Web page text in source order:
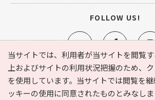
当サイトでは、利用者が当サイトを閲覧
上およびサイトの利用状況把握のため、
を使用しています。当サイトでは閲覧を
ッキーの使用に同意されたものとみなし
e-NAVITA（イーナビタ）とは？ お気に入
利用規約
個人情報の取り扱いについて
FOLLOW US!